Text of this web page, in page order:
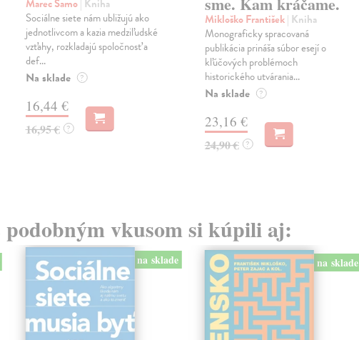
Marec Samo| Kniha
Sociálne siete nám ubližujú ako
jednotlivcom a kazia medziľudské
vzťahy, rozkladajú spoločnosť a
def...
Na sklade ?
16,44 €
16,95 € ?
Mikloško František| Kniha
Monograficky spracovaná
publikácia prináša súbor esejí o
kľúčových problémoch
historického utvárania...
Na sklade ?
23,16 €
24,90 € ?
podobným vkusom si kúpili aj:
na sklade na sklade